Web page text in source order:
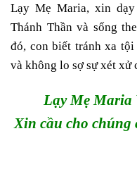
Lạy Mẹ Maria, xin
Thánh Thần và sống
đó, con biết tránh xa
và không lo sợ sự xét xử
Lạy Mẹ Maria
Xin cầu cho chúng